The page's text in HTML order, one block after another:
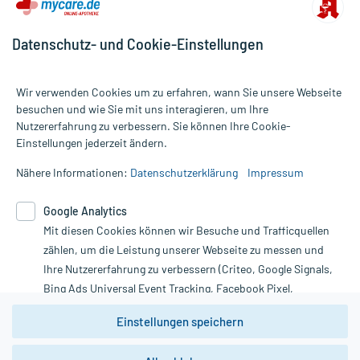
Alle Preise gelten inkl. MwSt., ggf. zzgl. Versandkosten
Informationen auf dieser Website werden ausschließlich für
die Untersuchung und Behandlung durch einen Arzt. Bitte
Therapien eingeleitet werden können. | Diese Webseite benutzt
Google Analytics. Lesen Sie bitte dazu die wichtigen Hinweise in
unserer Datenschutzerklärung. Für den Widerruf einer Bestellung
nutzen Sie das Formular:
Vertrag widerrufen
Datenschutz- und Cookie-Einstellungen
Wir verwenden Cookies um zu erfahren, wann Sie unsere Webseite
besuchen und wie Sie mit uns interagieren, um Ihre
Nutzererfahrung zu verbessern. Sie können Ihre Cookie-
Einstellungen jederzeit ändern.
Nähere Informationen: Datenschutzerklärung Impressum
Google Analytics
Mit diesen Cookies können wir Besuche und Trafficquellen
zählen, um die Leistung unserer Webseite zu messen und
Ihre Nutzererfahrung zu verbessern (Criteo, Google Signals,
Bing Ads Universal Event Tracking, Facebook Pixel,
Youtube-Social Plugin).
Wir weisen darauf hin, dass die
Einstellungen speichern